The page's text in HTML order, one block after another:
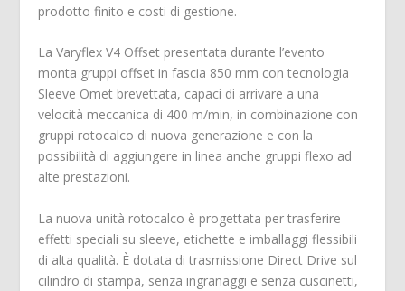
prodotto finito e costi di gestione.
La Varyflex V4 Offset presentata durante l’evento
monta gruppi offset in fascia 850 mm con tecnologia
Sleeve Omet brevettata, capaci di arrivare a una
velocità meccanica di 400 m/min, in combinazione con
gruppi rotocalco di nuova generazione e con la
possibilità di aggiungere in linea anche gruppi flexo ad
alte prestazioni.
La nuova unità rotocalco è progettata per trasferire
effetti speciali su sleeve, etichette e imballaggi flessibili
di alta qualità. È dotata di trasmissione Direct Drive sul
cilindro di stampa, senza ingranaggi e senza cuscinetti,